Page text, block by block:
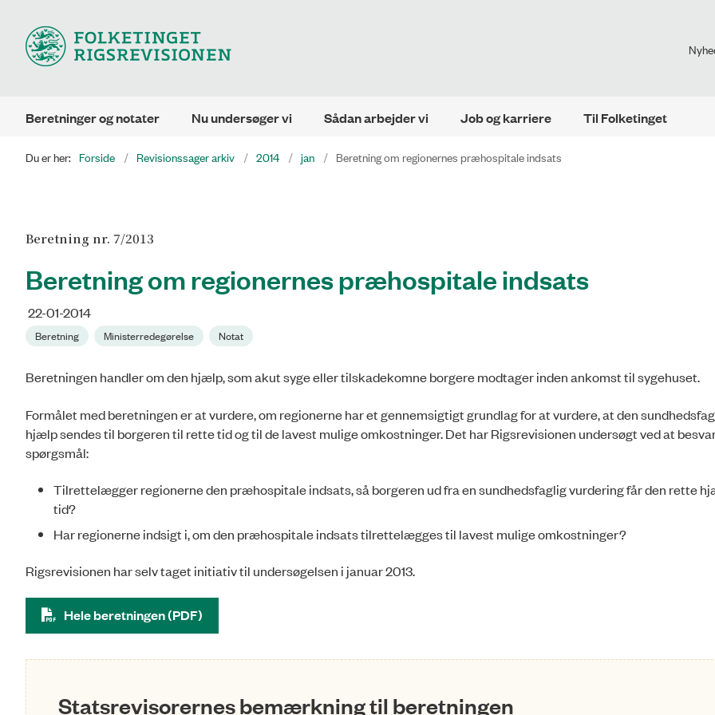
Beretninger og notater Nu undersøger vi Sådan arbejder vi Job og karriere Til Folketinget
Du er her: Forside Revisionssager arkiv 2014 jan Beretning om regionernes præhospitale indsats
Beretning nr. 7/2013
Beretning om regionernes præhospitale indsats
22-01-2014
Beretning Ministerredegørelse Notat
Beretningen handler om den hjælp, som akut syge eller tilskadekomne borgere modtager inden ankomst til sygehuset.
Formålet med beretningen er at vurdere, om regionerne har et gennemsigtigt grundlag for at vurdere, at den
hjælp sendes til borgeren til rette tid og til de lavest mulige omkostninger. Det har Rigsrevisionen undersøgt ved at
spørgsmål:
Tilrettelægger regionerne den præhospitale indsats, så borgeren ud fra en sundhedsfag­lig vurdering får den rette
tid?
Har regionerne indsigt i, om den præhospitale indsats tilrettelægges til lavest mulige om­­kostninger?
Rigsrevisionen har selv taget initiativ til undersøgelsen i januar 2013.
Hele beretningen (PDF)
Statsrevisorernes bemærkning til beretningen